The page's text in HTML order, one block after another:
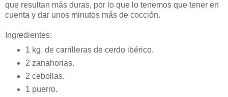
que resultan más duras, por lo que lo tenemos que tener en
cuenta y dar unos minutos más de cocción.
Ingredientes:
1 kg. de carrilleras de cerdo ibérico.
2 zanahorias.
2 cebollas.
1 puerro.